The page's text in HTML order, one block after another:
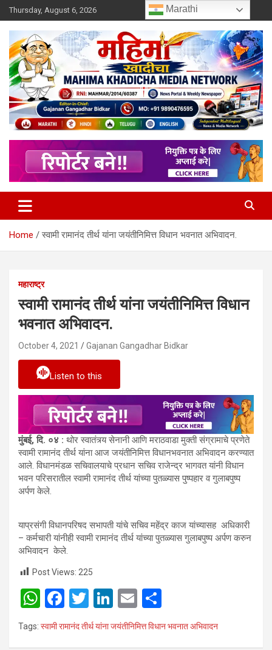
Skip
to
content
Thursday, August 6, 2026
Mahimakhadicha
Home स्वामी रामानंद तीर्थ यांना जयंतीनिमित्त विधान भवनात अभिवादन.
महाराष्ट्र
स्वामी रामानंद तीर्थ यांना जयंतीनिमित्त विधान
भवनात अभिवादन.
October 4, 2021 Gajanan Gangadhar Bidkar
Listen to this
मुंबई, दि. ०४ : थोर स्वातंत्र्य सेनानी आणि मराठवाडा मुक्ती संग्रामाचे प्रणेते
स्वामी रामानंद तीर्थ यांना आज जयंतीनिमित्त विधानभवनात अभिवादन करण्यात
आले. विधानमंडळ सचिवालयाचे प्रधान सचिव राजेन्द्र भागवत यांनी विधान
भवन परिसरातील स्वामी रामानंद तीर्थ यांच्या पुतळ्यास पुष्पहार व गुलाबपुष्प
अर्पण केले.
याप्रसंगी विधानपरिषद सभापती यांचे सचिव महेंद्र काज यांच्यासह अधिकारी
– कर्मचारी यांनीही स्वामी रामानंद तीर्थ यांच्या पुतळ्यास गुलाबपुष्प अर्पण करुन
अभिवादन केले.
Post Views: 225
W
h
at
F
a
ce
T
wi
tt
Li
n
ke
E
m
ail
h
ar
Tags: स्वामी रामानंद तीर्थ यांना जयंतीनिमित्त विधान भवनात अभिवादन
Marathi